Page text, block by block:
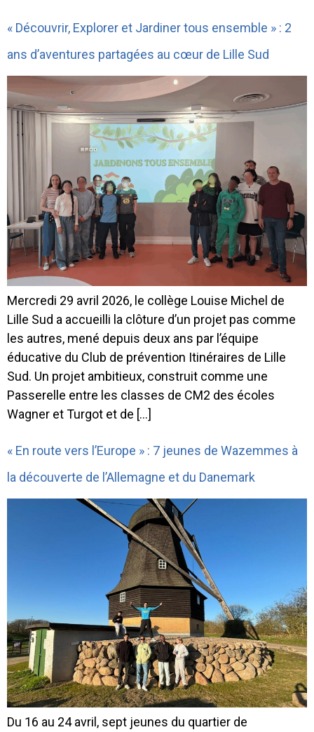
« Découvrir, Explorer et Jardiner tous ensemble » : 2
ans d’aventures partagées au cœur de Lille Sud
Mercredi 29 avril 2026, le collège Louise Michel de
Lille Sud a accueilli la clôture d’un projet pas comme
les autres, mené depuis deux ans par l’équipe
éducative du Club de prévention Itinéraires de Lille
Sud. Un projet ambitieux, construit comme une
Passerelle entre les classes de CM2 des écoles
Wagner et Turgot et de […]
« En route vers l’Europe » : 7 jeunes de Wazemmes à
la découverte de l’Allemagne et du Danemark
Du 16 au 24 avril, sept jeunes du quartier de